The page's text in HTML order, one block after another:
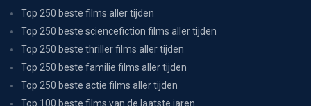
Top 250 beste films aller tijden
Top 250 beste sciencefiction films aller tijden
Top 250 beste thriller films aller tijden
Top 250 beste familie films aller tijden
Top 250 beste actie films aller tijden
Top 100 beste films van de laatste jaren